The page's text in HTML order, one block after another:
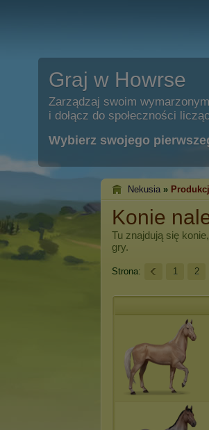
Graj w Howrse
Zarządzaj swoim
i dołącz do społeczności
Wybierz swojego
Nekusia »
Konie
Tu znajdują się
gry.
Strona: 1 2